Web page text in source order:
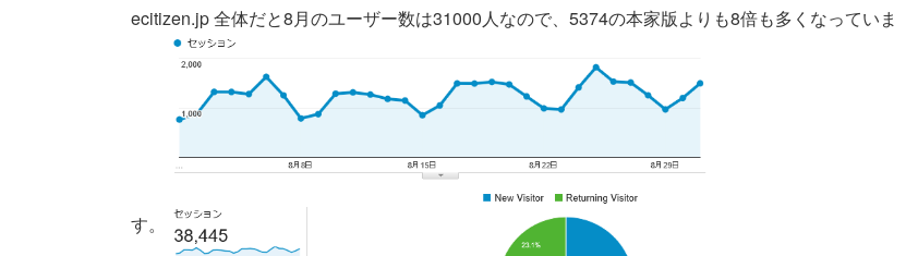
ecitizen.jp 全体だと8月のユーザー数は31000人なので、5374の本家版よりも8倍も多くなっていま
す。